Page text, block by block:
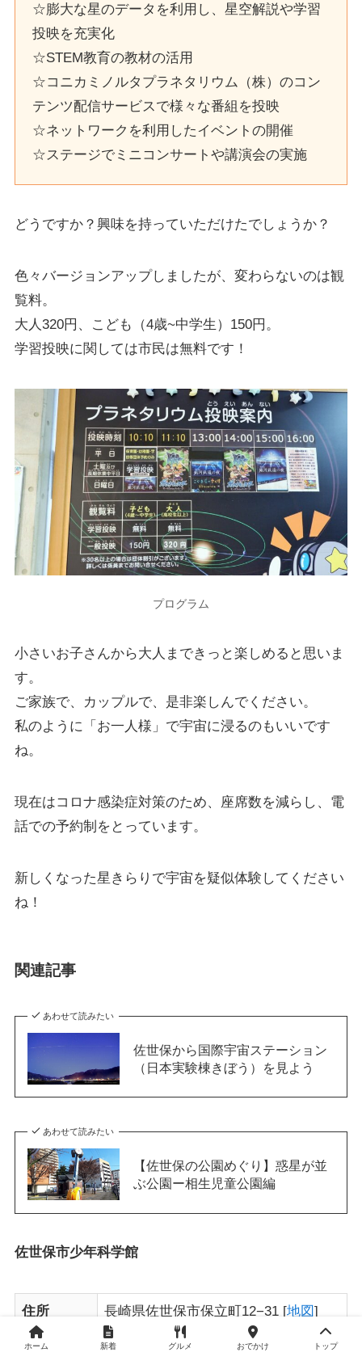
☆膨大な星のデータを利用し、星空解説や学習
投映を充実化
☆STEM教育の教材の活用
☆コニカミノルタプラネタリウム（株）のコン
テンツ配信サービスで様々な番組を投映
☆ネットワークを利用したイベントの開催
☆ステージでミニコンサートや講演会の実施
どうですか？興味を持っていただけたでしょうか？
色々バージョンアップしましたが、 変わらないのは観
覧料。
大人320円、こども（4歳~中学生）150円。
学習投映に関しては市民は無料です！
プログラム
小さいお子さんから大人まできっと楽しめると思いま
す。
ご家族で、カップルで、是非楽しんでください。
私のように「お一人様」で宇宙に浸るのもいいです
ね。
現在はコロナ感染症対策のため、座席数を減らし、電
話での予約制をとっています。
新しくなった星きらりで宇宙を疑似体験してください
ね！
関連記事
あわせて読みたい
佐世保から国際宇宙ステーション
（日本実験棟きぼう）を見よう
あわせて読みたい
【佐世保の公園めぐり】惑星が並
ぶ公園ー相生児童公園編
佐世保市少年科学館
住所 長崎県佐世保市保立町12−31 [地図]
時間 9:00〜17:00
ホーム 新着 グルメ おでかけ トップ